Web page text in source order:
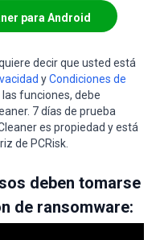
para Android
decir que usted está
yCondiciones de
las funciones, debe
7 días de prueba
es propiedad y está
de PCRisk.
deben tomarse
de ransomware: